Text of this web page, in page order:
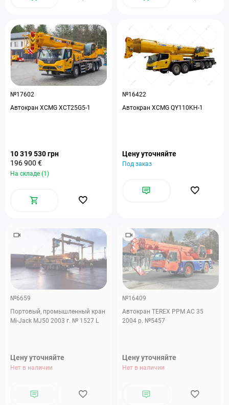
№17602
Автокран XCMG XCT25G5-1
10 319 530 грн
196 900 €
На складе (1)
№16422
Автокран XCMG QY110KH-1
Цену уточняйте
Под заказ
№6659
Портовый, промышленный кран
Mi-Jack MJ50 2003 г. № 1527 L
Цену уточняйте
Нет в наличии
№16409
Автокран TEREX PPM AC 35
2004 р. №5457
Цену уточняйте
Нет в наличии